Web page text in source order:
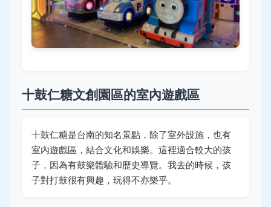
十鼓仁糖文創園區的室內遊戲區
十鼓仁糖是台南的知名景點，除了室外設施，也有
室內遊戲區，結合文化和娛樂。這裡適合較大的孩
子，因為有鼓樂體驗和歷史導覽。我去的時候，孩
子對打鼓很有興趣，玩得不亦樂乎。